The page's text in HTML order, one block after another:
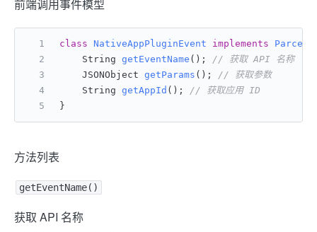
前端调用事件模型
class NativeAppPluginEvent implements
    String
getEventName () ; // 获取 API 名称
    JSONObject
getParams () ; // 获取参数
    String
getAppId () ; // 获取应用 ID
}
方法列表
getEventName()
获取 API 名称